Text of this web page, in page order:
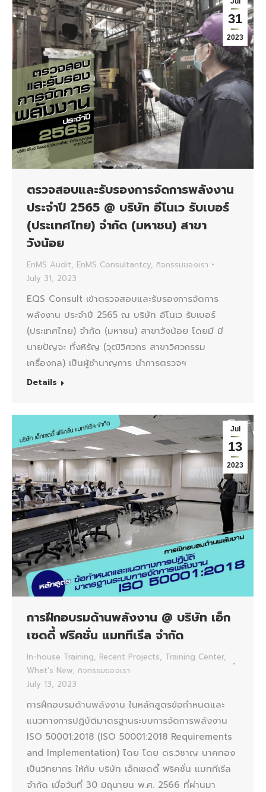
31
2023
ตรวจสอบและรับรองการจัดการพลังงาน
ประจำปี 2565 @ บริษัท อีโนเว รับเบอร์
(ประเทศไทย) จำกัด (มหาชน) สาขา
วังน้อย
EnMS Audit, EnMS Consultantcy, กิจกรรมของเรา
July 31, 2023
EQS Consult เข้าตรวจสอบและรับรองการจัดการ
พลังงาน ประจำปี 2565 ณ บริษัท อีโนเว รับเบอร์
(ประเทศไทย) จำกัด (มหาชน) สาขาวังน้อย โดยมี มี
นายปัญจะ ทั่งหิรัญ (วุฒิวิศวกร สาขาวิศวกรรม
เครื่องกล) เป็นผู้ชำนาญการ นำการตรวจฯ
Details
Jul
13
2023
การฝึกอบรมด้านพลังงาน @ บริษัท เอ็ก
เซดดี้ ฟริคชั่น แมททีเรีล จำกัด
In-house Training, Recent Projects, Training Center,
What's New, กิจกรรมของเรา
July 13, 2023
การฝึกอบรมด้านพลังงาน ในหลักสูตรข้อกำหนดและ
แนวทางการปฏิบัติมาตรฐานระบบการจัดการพลังงาน
ISO 50001:2018 (ISO 50001:2018 Requirements
and Implementation) โดย โดย ดร.วิชาญ นาคทอง
เป็นวิทยากร ให้กับ บริษัท เอ็กเซดดี้ ฟริคชั่น แมททีเรีล
จำกัด เมื่อวันที่ 30 มิถุนายน พ.ศ. 2566 ที่ผ่านมา